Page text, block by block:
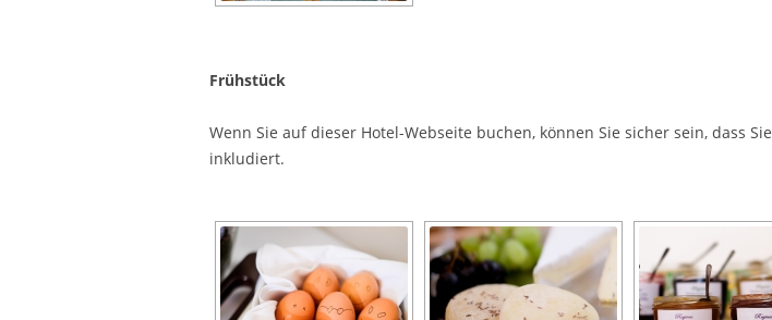
Frühstück
Wenn Sie auf dieser Hotel-Webseite buchen, können Sie sicher sein, dass Sie
inkludiert.